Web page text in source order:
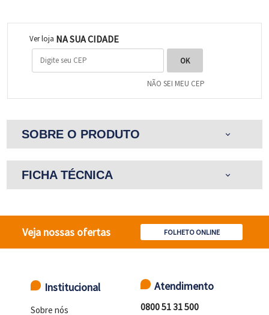
Ver loja NA SUA CIDADE
NÃO SEI MEU CEP
SOBRE O PRODUTO expand_more
FICHA TÉCNICA expand_more
Veja nossas ofertas FOLHETO ONLINE
Institucional
Sobre nós
Atendimento
0800 51 31 500